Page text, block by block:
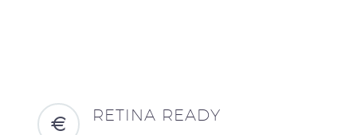
RETINA READY